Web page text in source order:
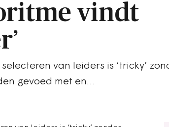
vindt
van leiders is ‘tricky’
gevoed met en…